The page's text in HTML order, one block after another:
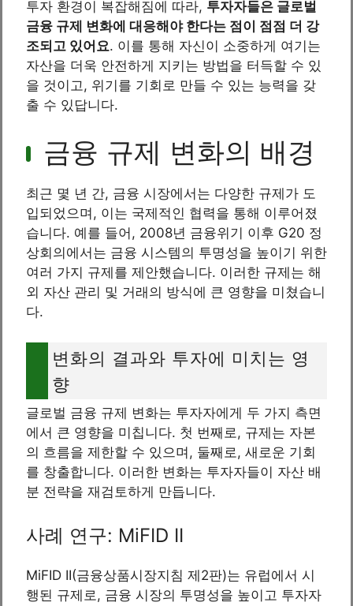
투자 환경이 복잡해짐에 따라, 투자자들은 글로벌
금융 규제 변화에 대응해야 한다는 점이 점점 더 강
조되고 있어요. 이를 통해 자신이 소중하게 여기는
자산을 더욱 안전하게 지키는 방법을 터득할 수 있
을 것이고, 위기를 기회로 만들 수 있는 능력을 갖
출 수 있답니다.
금융 규제 변화의 배경
최근 몇 년 간, 금융 시장에서는 다양한 규제가 도
입되었으며, 이는 국제적인 협력을 통해 이루어졌
습니다. 예를 들어, 2008년 금융위기 이후 G20 정
상회의에서는 금융 시스템의 투명성을 높이기 위한
여러 가지 규제를 제안했습니다. 이러한 규제는 해
외 자산 관리 및 거래의 방식에 큰 영향을 미쳤습니
다.
변화의 결과와 투자에 미치는 영
향
글로벌 금융 규제 변화는 투자자에게 두 가지 측면
에서 큰 영향을 미칩니다. 첫 번째로, 규제는 자본
의 흐름을 제한할 수 있으며, 둘째로, 새로운 기회
를 창출합니다. 이러한 변화는 투자자들이 자산 배
분 전략을 재검토하게 만듭니다.
사례 연구: MiFID II
MiFID II(금융상품시장지침 제2판)는 유럽에서 시
행된 규제로, 금융 시장의 투명성을 높이고 투자자